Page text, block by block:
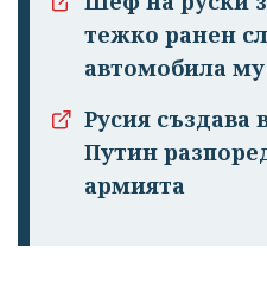
тежко ранен
автомобила му
Русия създава
Путин
армията